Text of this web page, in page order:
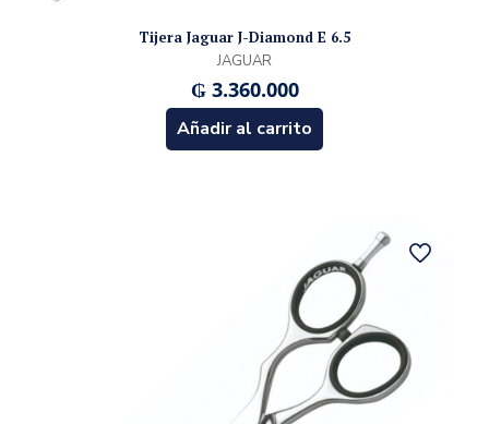
Tijera Jaguar J-Diamond E 6.5
JAGUAR
₲3.360.000
Añadir al carrito